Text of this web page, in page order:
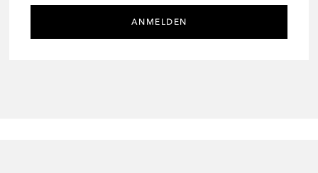
ANMELDEN